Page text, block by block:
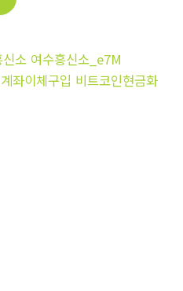
소 여수흥신소_e7M
좌이체구입 비트코인현금화